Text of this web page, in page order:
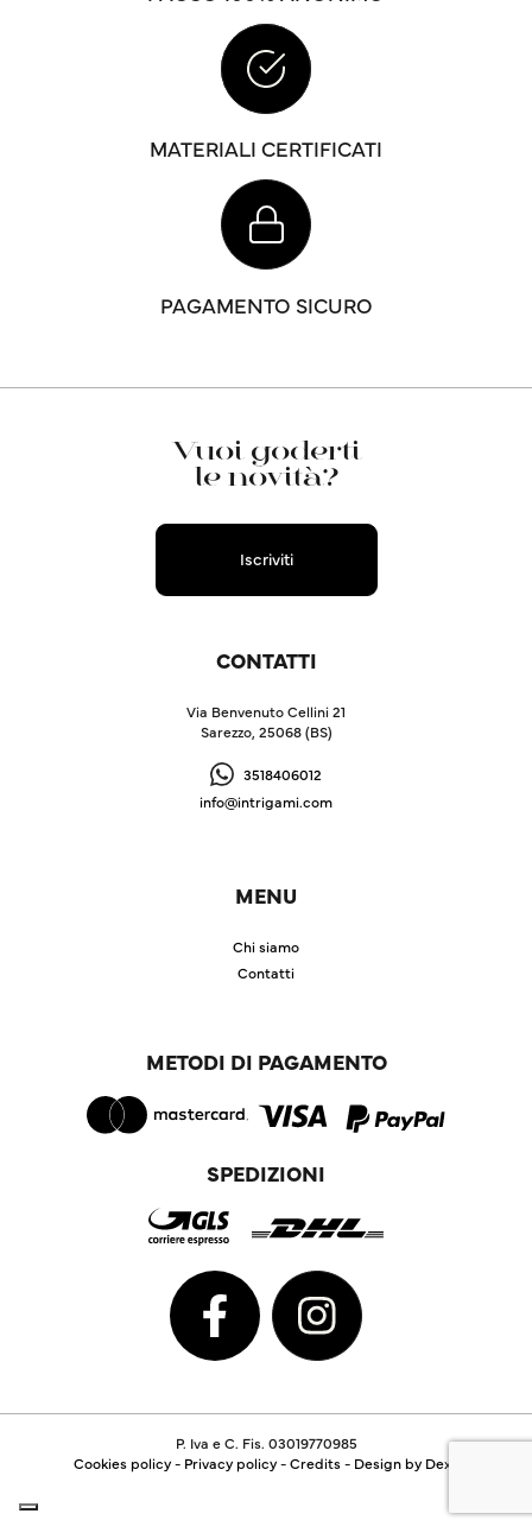
MATERIALI CERTIFICATI
PAGAMENTO SICURO
Vuoi goderti
le novità?
Iscriviti
CONTATTI
Via Benvenuto Cellini 21
Sarezzo, 25068 (BS)
3518406012
info@intrigami.com
MENU
Chi siamo
Contatti
METODI DI PAGAMENTO
SPEDIZIONI
P. Iva e C. Fis. 03019770985
Cookies policy- Privacy policy-Credits- Design by Dexa